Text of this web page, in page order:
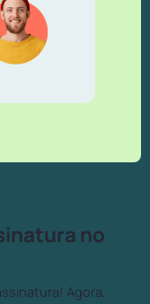
no
Agora,